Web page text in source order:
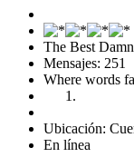
The Best
Mensajes: 251
Where words
Ubicación:
En línea